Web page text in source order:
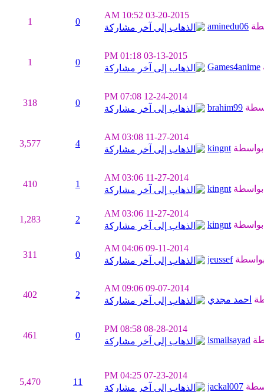
03-20-2015
10:52 AM
aminedu06
0
1
03-13-2015
01:18 PM
Games4anime
0
1
12-24-2014
07:08 PM
brahim99
0
318
11-27-2014
03:08 AM
بواسطة kingnt
4
3,577
11-27-2014
03:06 AM
بواسطة kingnt
1
410
11-27-2014
03:06 AM
بواسطة kingnt
2
1,283
09-11-2014
04:06 AM
jeussef
0
311
09-07-2014
09:06 AM
احمد مجدي 2
402
08-28-2014
08:58 PM
ismailsayad
0
461
07-23-2014
04:25 PM
jackal007
11
5,470